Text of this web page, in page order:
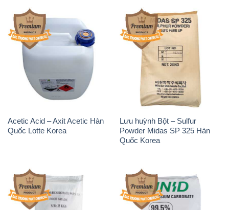
Acetic Acid – Axit Acetic Hàn
Quốc Lotte Korea
Lưu huỳnh Bột – Sulfur
Powder Midas SP 325 Hàn
Quốc Korea